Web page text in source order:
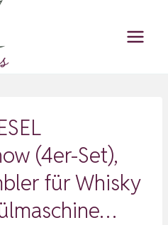
(4er-Set),
für Whisky